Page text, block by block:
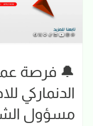
🔔 فرصة
مسؤول